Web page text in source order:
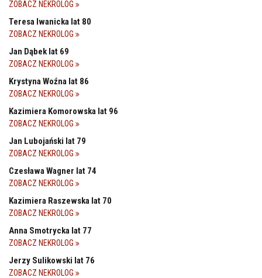
ZOBACZ NEKROLOG
Teresa Iwanicka lat 80
ZOBACZ NEKROLOG
Jan Dąbek lat 69
ZOBACZ NEKROLOG
Krystyna Woźna lat 86
ZOBACZ NEKROLOG
Kazimiera Komorowska lat 96
ZOBACZ NEKROLOG
Jan Lubojański lat 79
ZOBACZ NEKROLOG
Czesława Wagner lat 74
ZOBACZ NEKROLOG
Kazimiera Raszewska lat 70
ZOBACZ NEKROLOG
Anna Smotrycka lat 77
ZOBACZ NEKROLOG
Jerzy Sulikowski lat 76
ZOBACZ NEKROLOG